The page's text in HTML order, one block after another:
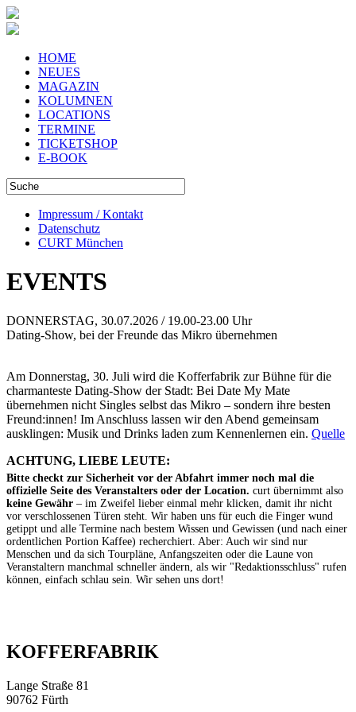
HOME
NEUES
MAGAZIN
KOLUMNEN
LOCATIONS
TERMINE
TICKETSHOP
E-BOOK
Impressum / Kontakt
Datenschutz
CURT München
EVENTS
DONNERSTAG, 30.07.2026 / 19.00-23.00 Uhr
Dating-Show, bei der Freunde das Mikro übernehmen
Am Donnerstag, 30. Juli wird die Kofferfabrik zur Bühne für die
charmanteste Dating-Show der Stadt: Bei Date My Mate
übernehmen nicht Singles selbst das Mikro – sondern ihre besten
Freund:innen! Im Anschluss lassen wir den Abend gemeinsam
ausklingen: Musik und Drinks laden zum Kennenlernen ein. Quelle
ACHTUNG, LIEBE LEUTE:
Bitte checkt zur Sicherheit vor der Abfahrt immer noch mal die
offizielle Seite des Veranstalters oder der Location. curt übernimmt also
keine Gewähr – im Zweifel lieber einmal mehr klicken, damit ihr nicht
vor verschlossenen Türen steht. Wir haben uns für euch die Finger wund
getippt und alle Termine nach bestem Wissen und Gewissen (und nach einer
ordentlichen Portion Kaffee) recherchiert. Aber: Auch wir sind nur
Menschen und da sich Tourpläne, Anfangszeiten oder die Laune von
Veranstaltern manchmal schneller ändern, als wir "Redaktionsschluss" rufen
können, einfach schlau sein. Wir sehen uns dort!
KOFFERFABRIK
Lange Straße 81
90762 Fürth